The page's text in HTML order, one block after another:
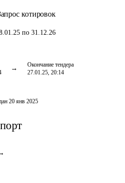
котировок
по 31.12.26
Окончание тендера
27.01.25, 20:14
20 янв 2025